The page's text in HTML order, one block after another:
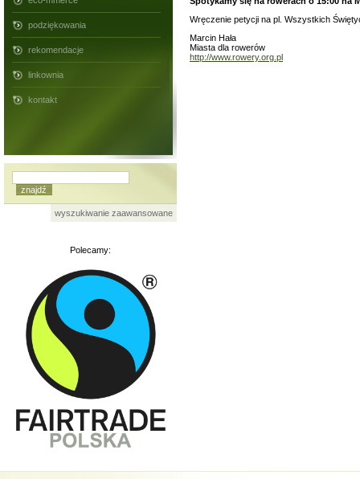
podziękowania
rekomendacje
linkownia
kontakt
wyszukiwanie zaawansowane
Polecamy:
Wręczenie petycji na pl. Wszystkich
Marcin Hała
Miasta dla rowerów
http://www.rowery.org.pl